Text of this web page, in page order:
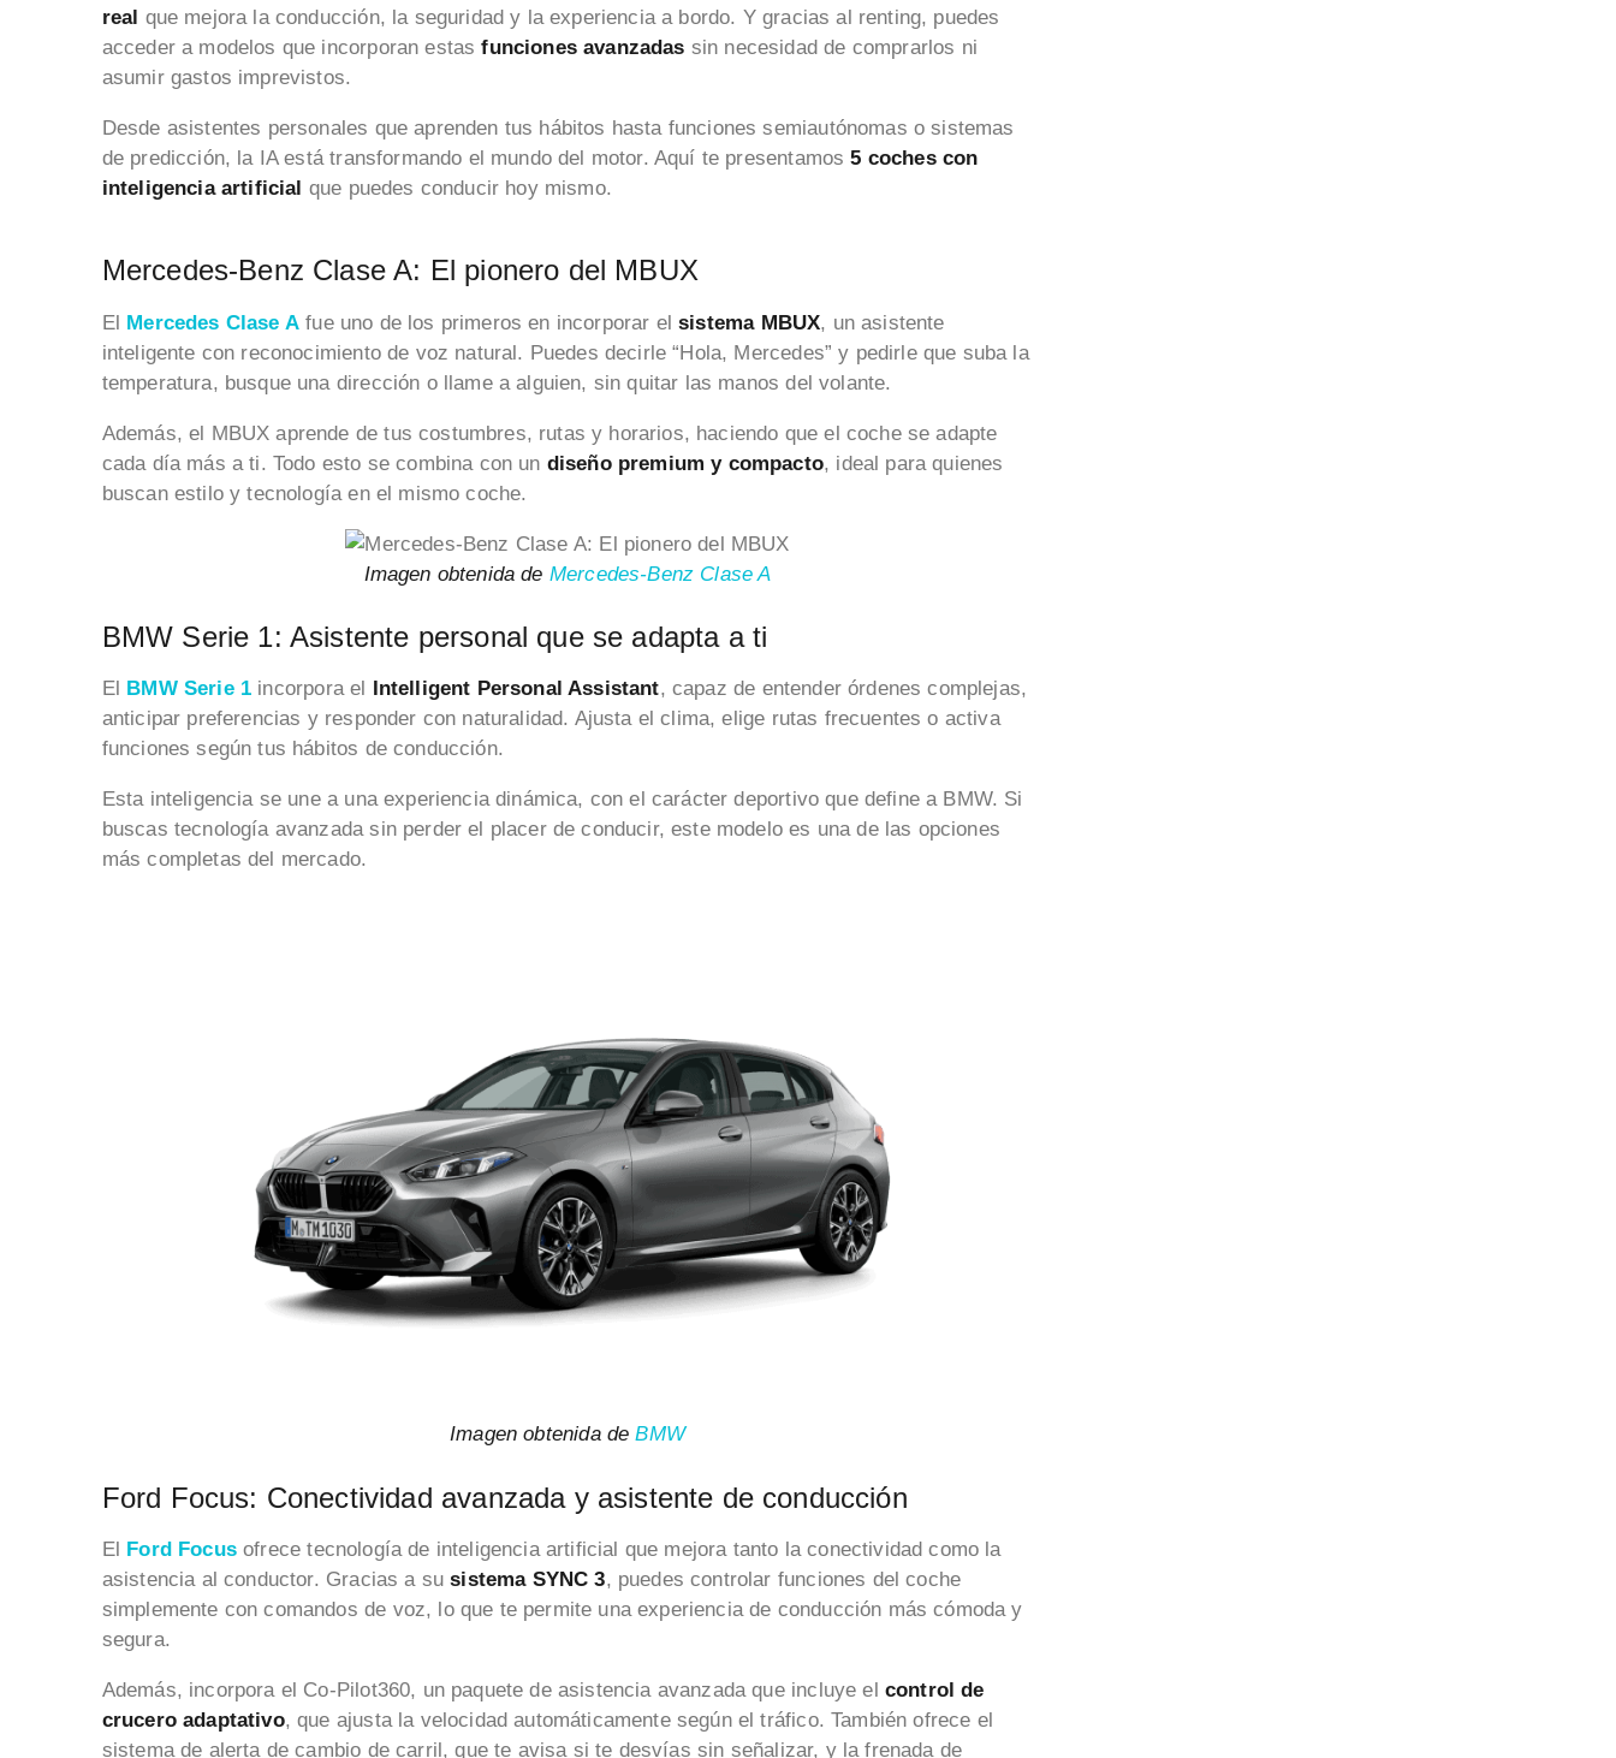
real que mejora la conducción, la seguridad y la experiencia a bordo. Y gracias al renting, puedes
acceder a modelos que incorporan estas funciones avanzadas sin necesidad de comprarlos ni
asumir gastos imprevistos.
Desde asistentes personales que aprenden tus hábitos hasta funciones semiautónomas o sistemas
de predicción, la IA está transformando el mundo del motor. Aquí te presentamos5 coches con
inteligencia artificial que puedes conducir hoy mismo.
Mercedes-Benz Clase A: El pionero del MBUX
El Mercedes Clase A fue uno de los primeros en incorporar el sistema MBUX, un asistente
inteligente con reconocimiento de voz natural. Puedes decirle “Hola, Mercedes” y pedirle que suba la
temperatura, busque una dirección o llame a alguien, sin quitar las manos del volante.
Además, el MBUX aprende de tus costumbres, rutas y horarios, haciendo que el coche se adapte
cada día más a ti. Todo esto se combina con un diseño premium y compacto, ideal para quienes
buscan estilo y tecnología en el mismo coche.
Imagen obtenida de Mercedes-Benz Clase A
BMW Serie 1: Asistente personal que se adapta a ti
El BMW Serie 1 incorpora el Intelligent Personal Assistant, capaz de entender órdenes complejas,
anticipar preferencias y responder con naturalidad. Ajusta el clima, elige rutas frecuentes o activa
funciones según tus hábitos de conducción.
Esta inteligencia se une a una experiencia dinámica, con el carácter deportivo que define a BMW. Si
buscas tecnología avanzada sin perder el placer de conducir, este modelo es una de las opciones
más completas del mercado.
Imagen obtenida deBMW
Ford Focus: Conectividad avanzada y asistente de conducción
El Ford Focus ofrece tecnología de inteligencia artificial que mejora tanto la conectividad como la
asistencia al conductor. Gracias a su sistema SYNC 3, puedes controlar funciones del coche
simplemente con comandos de voz, lo que te permite una experiencia de conducción más cómoda y
segura.
Además, incorpora el Co-Pilot360, un paquete de asistencia avanzada que incluye el control de
crucero adaptativo, que ajusta la velocidad automáticamente según el tráfico. También ofrece el
sistema de alerta de cambio de carril, que te avisa si te desvías sin señalizar, y la frenada de